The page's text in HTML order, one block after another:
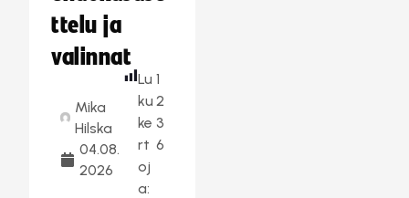
ttelu ja
valinnat
Mika
Hilska
04.08.
2026
Lu
ku
ke
rt
oj
a:
1
2
3
6